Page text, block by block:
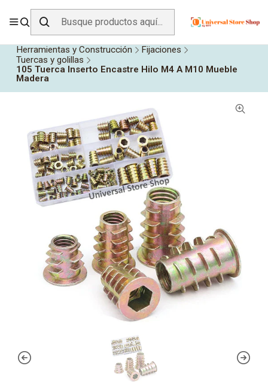
ENVÍO GRATIS SOBRE$19.990EN ZONA CENTRO
Herramientas y Construcción
Fijaciones
Tuercas y golillas
105 Tuerca Inserto Encastre Hilo M4 A M10 Mueble
Madera